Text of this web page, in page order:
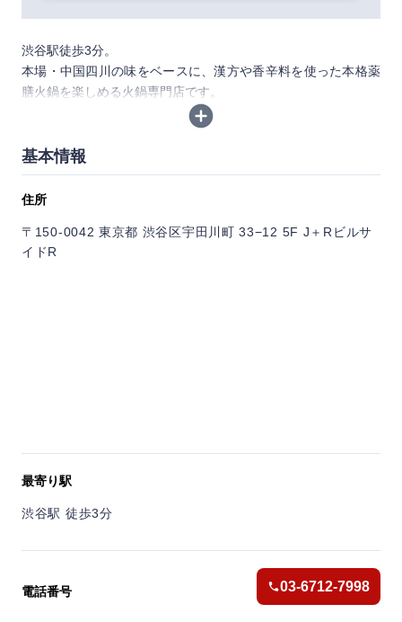
渋谷駅徒歩3分。
本場・中国四川の味をベースに、漢方や香辛料を使った本格薬
膳火鍋を楽しめる火鍋専門店です。
白湯と麻辣の二色鍋をはじめ、厳選した牛肉・ラム・豚・鶏、
旬の野菜を組み合わせた火鍋は、辛さの調整も可能。
体の内側から温まり、デトックスや美容を意識した食事として
も人気です。
飲み放題付きのコースも充実しており、女子会や友人同士の食
事、会社の集まりにも使いやすい一軒。
基本情報
住所
〒150-0042 東京都 渋谷区宇田川町 33−12 5F J＋Rビルサ
イドR
最寄り駅
渋谷駅 徒歩3分
電話番号 03-6712-7998